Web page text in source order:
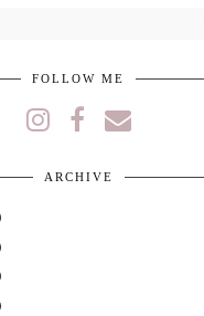
FOLLOW ME
ARCHIVE